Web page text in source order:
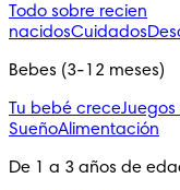
Todo sobre recien
nacidosCuidados
Bebes (3-12 meses)
Tu bebé creceJuegos
SueñoAlimentación
De 1 a 3 años de